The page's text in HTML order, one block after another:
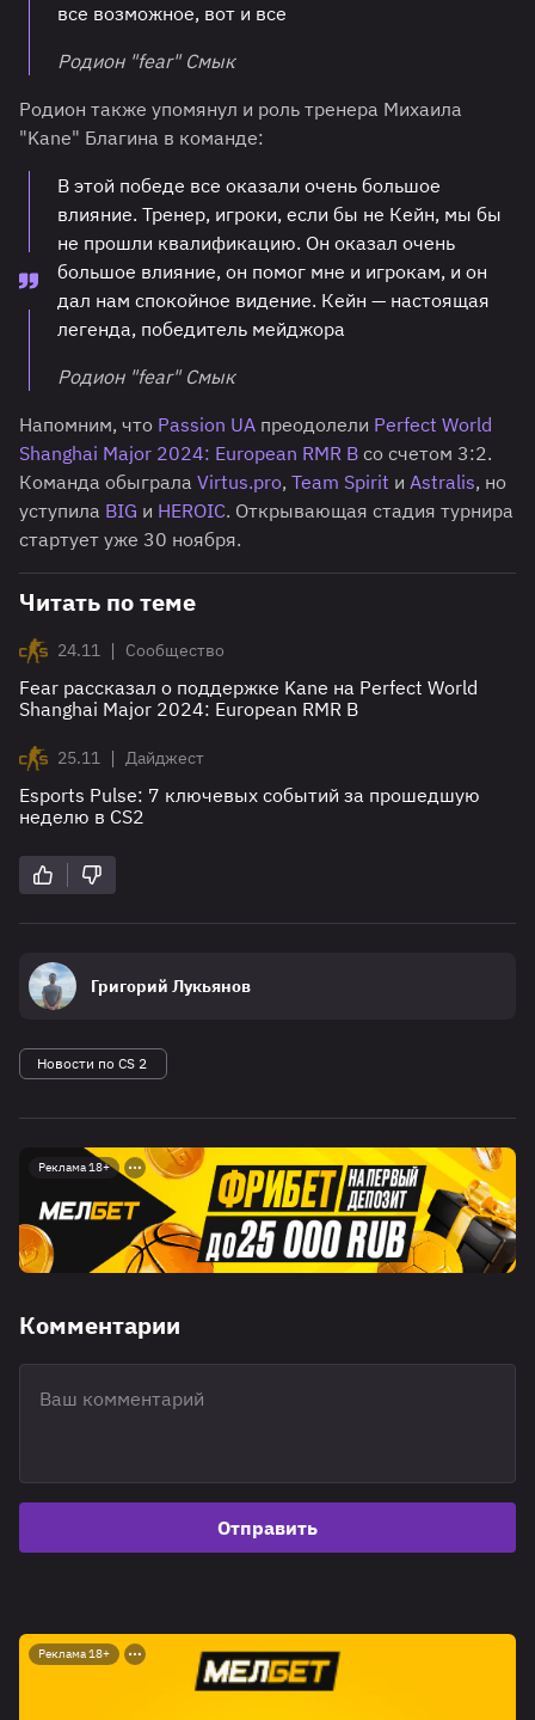
все возможное, вот и все
Родион "fear" Смык
Родион также упомянул и роль тренера Михаила
"Kane" Благина в команде:
В этой победе все оказали очень большое
влияние. Тренер, игроки, если бы не Кейн, мы бы
не прошли квалификацию. Он оказал очень
большое влияние, он помог мне и игрокам, и он
дал нам спокойное видение. Кейн — настоящая
легенда, победитель мейджора
Родион "fear" Смык
Напомним, что Passion UA преодолели Perfect World
Shanghai Major 2024: European RMR B со счетом 3:2.
Команда обыграла Virtus.pro, Team Spirit и Astralis, но
уступила BIG и HEROIC. Открывающая стадия турнира
стартует уже 30 ноября.
Читать по теме
24.11 | Сообщество
Fear рассказал о поддержке Kane на Perfect World
Shanghai Major 2024: European RMR B
25.11 | Дайджест
Esports Pulse: 7 ключевых событий за прошедшую
неделю в CS2
Григорий Лукьянов
Новости по CS 2
Реклама 18+
Комментарии
Отправить
Реклама 18+